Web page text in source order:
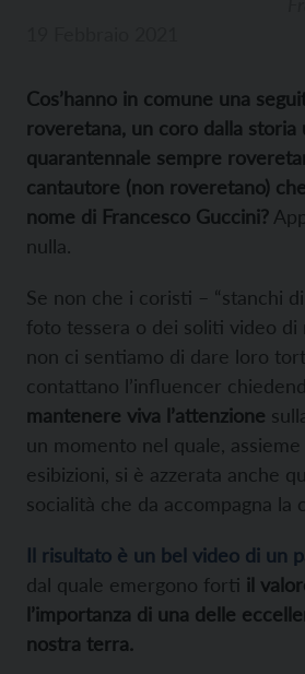
Cos’hanno in comune una
roveretana, un coro dalla storia
quarantennale sempre
cantautore (non roveretano)
nome di Francesco Guccini?
nulla.
Se non che i coristi – “stanchi
foto tessera o dei soliti video di
non ci sentiamo di dare loro
contattano l’influencer
mantenere viva l’attenzione
un momento nel quale,
esibizioni, si è azzerata anche
socialità che da accompagna la
Il risultato è un bel video di un
dal quale emergono forti il
l’importanza di una delle
nostra terra.